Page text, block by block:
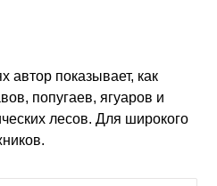
автор показывает, как
попугаев, ягуаров и
лесов. Для широкого